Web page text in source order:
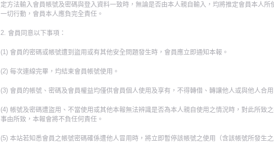
定方法輸入會員帳號及密碼與登入資料一致時，無論是否由本人親自輸入，均將推定會員本人所
一切行動，會員本人應負完全責任。
2. 會員同意以下事項：
(1) 會員的密碼或帳號遭到盜用或有其他安全問題發生時，會員應立即通知本報。
(2) 每次連線完畢，均結束會員帳號使用。
(3) 會員的帳號、密碼及會員權益均僅供會員個人使用及享有，不得轉借、轉讓他人或與他人合用
(4) 帳號及密碼遭盜用、不當使用或其他本報無法辨識是否為本人親自使用之情況時，對此所致
事由所致，本報會將不負任何責任。
(5) 本站若知悉會員之帳號密碼確係遭他人冒用時，將立即暫停該帳號之使用（含該帳號所發生之